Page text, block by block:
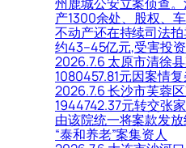
产1300余处、股权、
不动产还在持续司法
约43–45亿元,受害投
2026.7.6 太原市清徐
1080457.81元因案情
2026.7.6 长沙市芙蓉
1944742.37元转交张
由该院统一将案款发
“泰和养老”案集资人